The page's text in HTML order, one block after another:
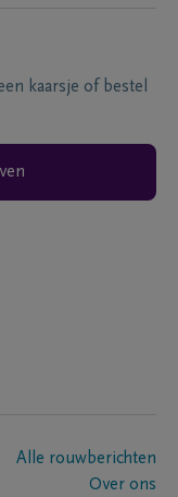
kaarsje of bestel
Alle rouwberichten
Over ons